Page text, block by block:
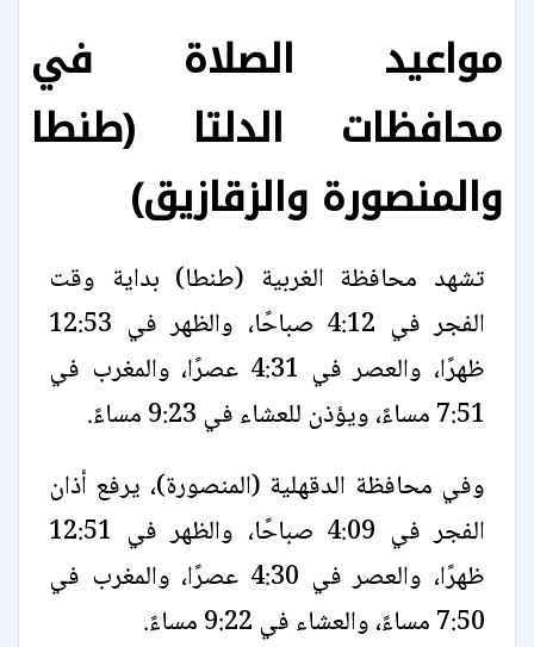
مواعيد الصلاة في
محافظات الدلتا (طنطا
والمنصورة والزقازيق)
تشهد محافظة الغربية (طنطا) بداية وقت
الفجر في 4:12 صباحًا، والظهر في 12:53
ظهرًا، والعصر في 4:31 عصرًا، والمغرب في
7:51 مساءً، ويؤذن للعشاء في 9:23 مساءً.
وفي محافظة الدقهلية (المنصورة)، يرفع أذان
الفجر في 4:09 صباحًا، والظهر في 12:51
ظهرًا، والعصر في 4:30 عصرًا، والمغرب في
7:50 مساءً، والعشاء في 9:22 مساءً.